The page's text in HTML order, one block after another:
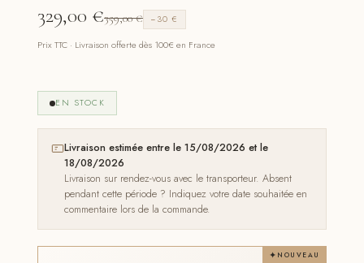
329,00 €359,00€ −30 €
Prix TTC · Livraison offerte dès 100€ en France
EN STOCK
Livraison estimée entre le 15/08/2026 et le
18/08/2026
Livraison sur rendez-vous avec le transporteur. Absent
pendant cette période ? Indiquez votre date souhaitée en
commentaire lors de la commande.
NOUVEAU